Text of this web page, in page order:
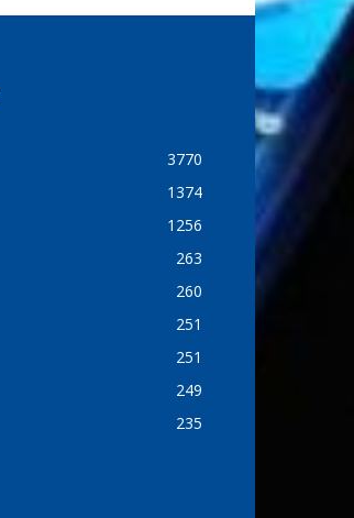
3770
1374
1256
263
260
251
251
249
235